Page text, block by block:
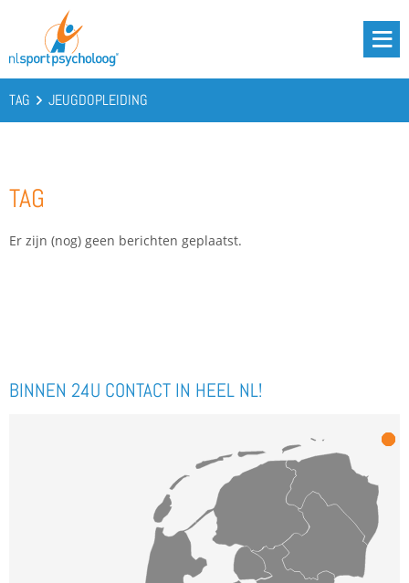
CONTACT
TAG JEUGDOPLEIDING
TAG
Er zijn (nog) geen berichten geplaatst.
BINNEN 24U CONTACT IN HEEL NL!